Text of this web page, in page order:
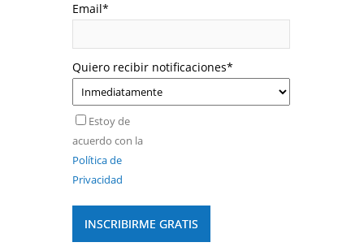
Email*
Quiero recibir notificaciones*
Estoy de
acuerdo con la
Política de
Privacidad